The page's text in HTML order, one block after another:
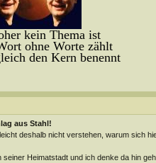
kein Thema ist
ohne Worte zählt
den Kern benennt
aus Stahl!
deshalb nicht verstehen, warum sich
Heimatstadt und ich denke da hin